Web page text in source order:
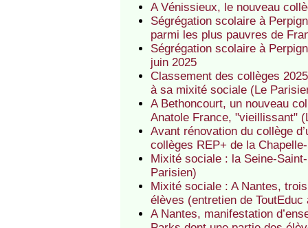
A Vénissieux, le nouveau
Ségrégation scolaire à
parmi les plus pauvres de
Ségrégation scolaire à
juin 2025
Classement des collèges
à sa mixité sociale (Le
A Bethoncourt, un nouveau
Anatole France, "vieillissant"
Avant rénovation du collège
collèges REP+ de la
Mixité sociale : la Seine-
Parisien)
Mixité sociale : A Nantes,
élèves (entretien de
A Nantes, manifestation